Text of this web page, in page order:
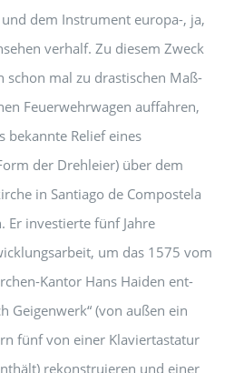
dem Instrument europa-, ja,
verhalf. Zu diesem Zweck
schon mal zu drastischen Maß­
Feuerwehrwagen auffahren,
bekannte Relief eines
der Drehleier) über dem
in Santiago de Compostela
Er investierte fünf Jahre
um das 1575 vom
Kantor Hans Haiden ent­
Geigenwerk“ (von außen ein
fünf von einer Klaviertastatur
rekonstruieren und einer